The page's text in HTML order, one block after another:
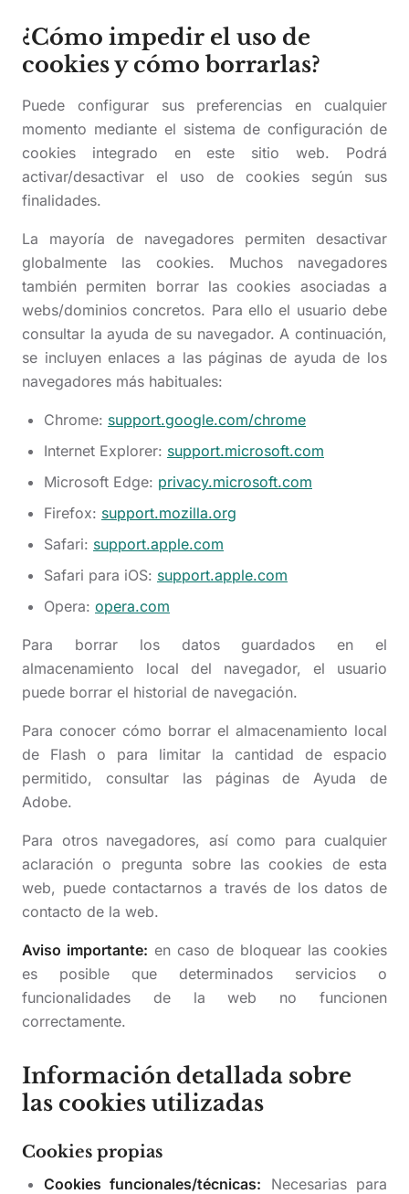
¿Cómo impedir el uso de
cookies y cómo borrarlas?
Puede configurar sus preferencias en cualquier
momento mediante el sistema de configuración de
cookies integrado en este sitio web. Podrá
activar/desactivar el uso de cookies según sus
finalidades.
La mayoría de navegadores permiten desactivar
globalmente las cookies. Muchos navegadores
también permiten borrar las cookies asociadas a
webs/dominios concretos. Para ello el usuario debe
consultar la ayuda de su navegador. A continuación,
se incluyen enlaces a las páginas de ayuda de los
navegadores más habituales:
Chrome: support.google.com/chrome
Internet Explorer: support.microsoft.com
Microsoft Edge: privacy.microsoft.com
Firefox: support.mozilla.org
Safari: support.apple.com
Safari para iOS: support.apple.com
Opera: opera.com
Para borrar los datos guardados en el
almacenamiento local del navegador, el usuario
puede borrar el historial de navegación.
Para conocer cómo borrar el almacenamiento local
de Flash o para limitar la cantidad de espacio
permitido, consultar las páginas de Ayuda de
Adobe.
Para otros navegadores, así como para cualquier
aclaración o pregunta sobre las cookies de esta
web, puede contactarnos a través de los datos de
contacto de la web.
Aviso importante: en caso de bloquear las cookies
es posible que determinados servicios o
funcionalidades de la web no funcionen
correctamente.
Información detallada sobre
las cookies utilizadas
Cookies propias
Cookies funcionales/técnicas: Necesarias para